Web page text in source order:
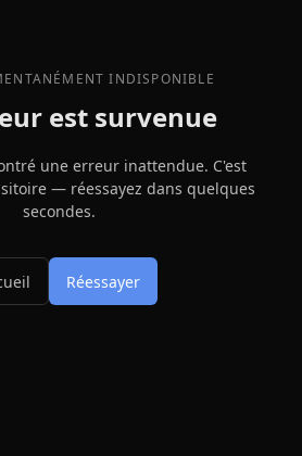
INDISPONIBLE
est survenue
une erreur inattendue. C'est
— réessayez dans quelques
secondes.
Réessayer